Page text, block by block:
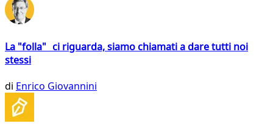
La "folla" ci riguarda, siamo chiamati a dare tutti noi
stessi
di Enrico Giovannini